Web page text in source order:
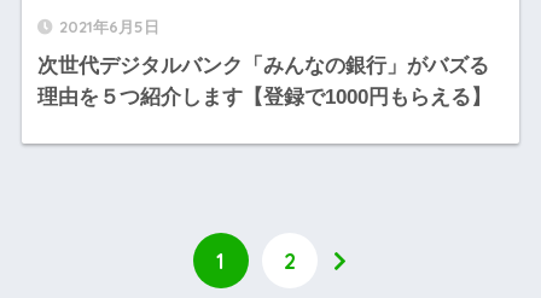
2021年6月5日
次世代デジタルバンク「みんなの銀行」がバズる
理由を５つ紹介します【登録で1000円もらえる】
1 2